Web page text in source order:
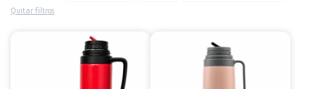
Quitar filtros
Accesorios para el hogar
Muebles Infantiles